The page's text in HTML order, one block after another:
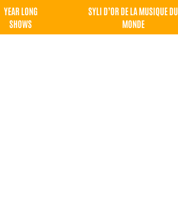
YEAR LONG
SHOWS
SYLI D’OR DE LA MUSIQUE DU
MONDE